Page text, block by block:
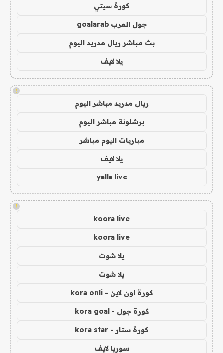
كورة سيتي
جول العرب goalarab
بث مباشر ريال مدريد اليوم
يلا لايف
!
ريال مدريد مباشر اليوم
برشلونة مباشر اليوم
مباريات اليوم مباشر
يلا لايف
yalla live
!
koora live
koora live
يلا شوت
يلا شوت
كورة اون لاين - kora onli
كورة جول - kora goal
كورة ستار - kora star
سوريا لايف